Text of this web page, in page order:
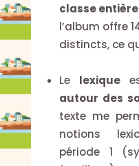
classe entière
l’album offre
distincts, ce
Le lexique
autour des
texte me
notions
période 1